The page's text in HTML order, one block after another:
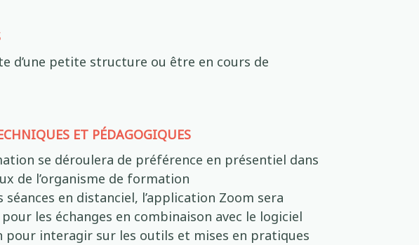
d’une petite structure ou être en cours de
ET PÉDAGOGIQUES
se déroulera de préférence en présentiel dans
de l’organisme de formation
séances en distanciel, l’application Zoom sera
les échanges en combinaison avec le logiciel
pour interagir sur les outils et mises en pratiques